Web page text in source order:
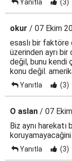
Yanıtla (3)
okur / 07 Ekim
esaslı bir faktöre
üzerinden ayrı
değil, bunu kendi
konu değil.
Yanıtla (3)
O aslan / 07
Biz aynı harekatı
Yanıtla (3)